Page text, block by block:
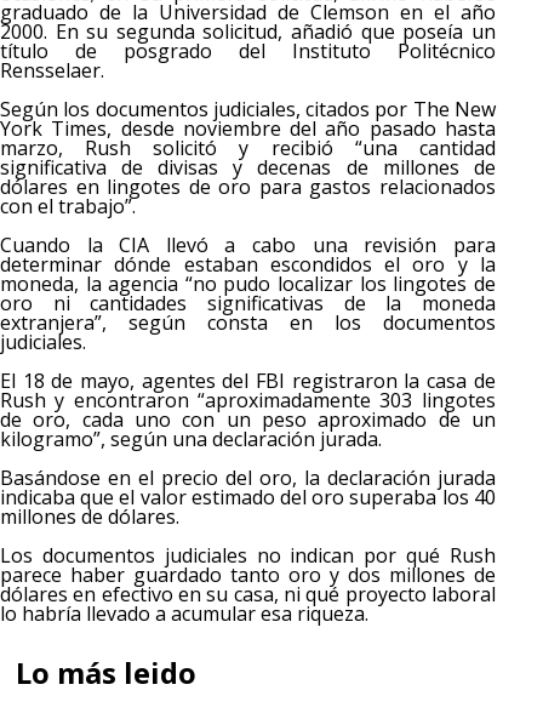
graduado de la Universidad de Clemson en el año
2000. En su segunda solicitud, añadió que poseía un
título de posgrado del Instituto Politécnico
Rensselaer.
Según los documentos judiciales, citados por The New
York Times, desde noviembre del año pasado hasta
marzo, Rush solicitó y recibió “una cantidad
significativa de divisas y decenas de millones de
dólares en lingotes de oro para gastos relacionados
con el trabajo”.
Cuando la CIA llevó a cabo una revisión para
determinar dónde estaban escondidos el oro y la
moneda, la agencia “no pudo localizar los lingotes de
oro ni cantidades significativas de la moneda
extranjera”, según consta en los documentos
judiciales.
El 18 de mayo, agentes del FBI registraron la casa de
Rush y encontraron “aproximadamente 303 lingotes
de oro, cada uno con un peso aproximado de un
kilogramo”, según una declaración jurada.
Basándose en el precio del oro, la declaración jurada
indicaba que el valor estimado del oro superaba los 40
millones de dólares.
Los documentos judiciales no indican por qué Rush
parece haber guardado tanto oro y dos millones de
dólares en efectivo en su casa, ni qué proyecto laboral
lo habría llevado a acumular esa riqueza.
Lo más leido